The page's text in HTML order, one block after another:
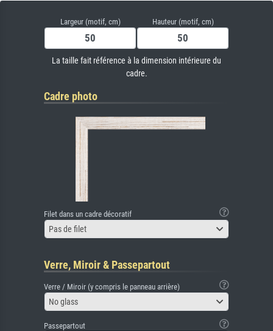
Largeur (motif, cm) Hauteur (motif, cm)
La taille fait référence à la dimension intérieure du
cadre.
Cadre photo
Filet dans un cadre décoratif
Pas de filet
Verre, Miroir & Passepartout
Verre / Miroir (y compris le panneau arrière)
No glass
Passepartout